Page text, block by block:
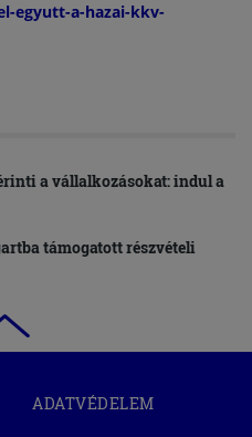
egyutt-a-hazai-kkv-
a vállalkozásokat: indul a
támogatott részvételi
ADATVÉDELEM